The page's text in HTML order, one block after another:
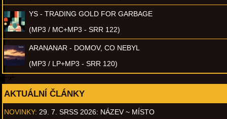
YS - TRADING GOLD FOR GARBAGE
(MP3 / MC+MP3 - SRR 122)
ARANANAR - DOMOV, CO NEBYL
(MP3 / LP+MP3 - SRR 120)
AKTUÁLNÍ ČLÁNKY
NOVINKY: 29. 7. SRSS 2026: NÁZEV ~ MÍSTO